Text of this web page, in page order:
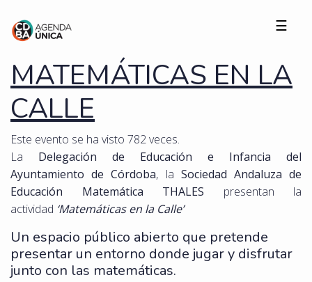
☰
MATEMÁTICAS EN LA
CALLE
Este evento se ha visto 782 veces.
La Delegación de Educación e Infancia del
Ayuntamiento de Córdoba, la Sociedad Andaluza de
Educación Matemática THALES presentan la
actividad ‘Matemáticas en la Calle’
Un espacio público abierto que pretende
presentar un entorno donde jugar y disfrutar
junto con las matemáticas.